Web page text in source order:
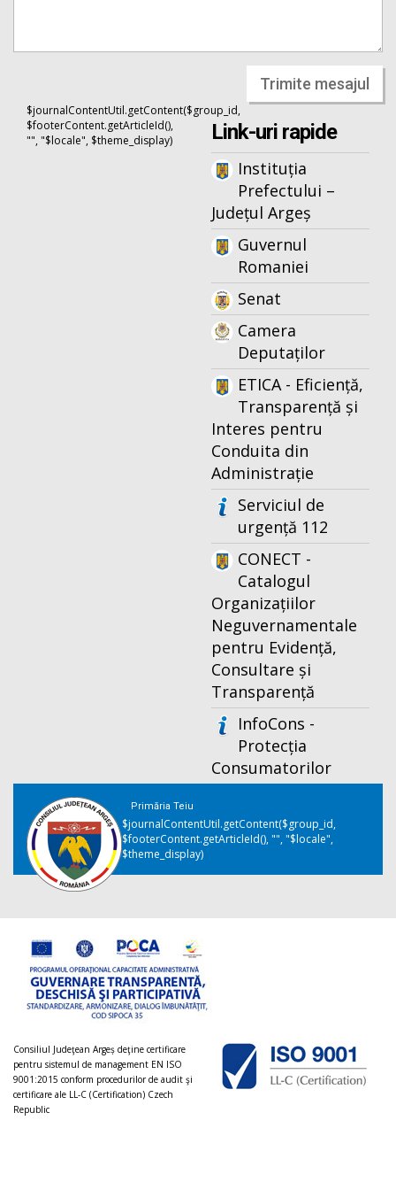
Trimite mesajul
$journalContentUtil.getContent($group_id,
$footerContent.getArticleId(),
"", "$locale", $theme_display)
Link-uri rapide
Instituția
Prefectului –
Județul Argeș
Guvernul
Romaniei
Senat
Camera
Deputaților
ETICA - Eficiență,
Transparență și
Interes pentru
Conduita din
Administrație
Serviciul de
urgență 112
CONECT -
Catalogul
Organizațiilor
Neguvernamentale
pentru Evidență,
Consultare și
Transparență
InfoCons -
Protecția
Consumatorilor
Primăria Teiu
$journalContentUtil.getContent($group_id,
$footerContent.getArticleId(), "", "$locale",
$theme_display)
Consiliul Judeţean Argeș deţine certificare
pentru sistemul de management EN ISO
9001:2015 conform procedurilor de audit şi
certificare ale LL-C (Certification) Czech
Republic